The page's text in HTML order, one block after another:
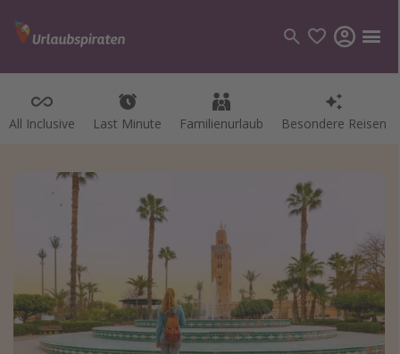
All Inclusive Last Minute Familienurlaub Besondere Reisen
Kategorien
Pauschalreisen
Kreuzfahrten
Reiseziele
Alle Reiseziele